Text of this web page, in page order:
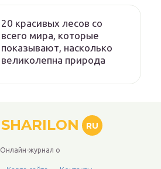
20 красивых лесов со
всего мира, которые
показывают, насколько
великолепна природа
SHARILON RU
Онлайн-журнал о